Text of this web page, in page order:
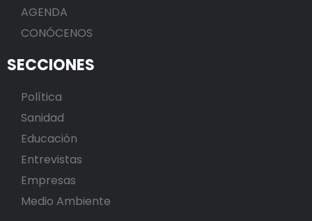
AGENDA
CONÓCENOS
SECCIONES
Política
Sanidad
Educación
Entrevistas
Empresas
Medio Ambiente